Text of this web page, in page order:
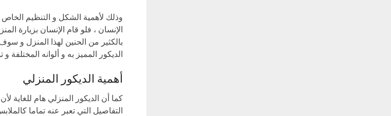
وذلك لأهمية الشكل و التنظيم الخاص
الإنسان ، فلو قام الإنسان بزيارة
بالكثير من الحنين لهذا المنزل و
الديكور المميز به و ألوانه
أهمية الديكور المنزلي
كما أن الديكور المنزلي هام
التفاصيل التي تعبر عنه تماما